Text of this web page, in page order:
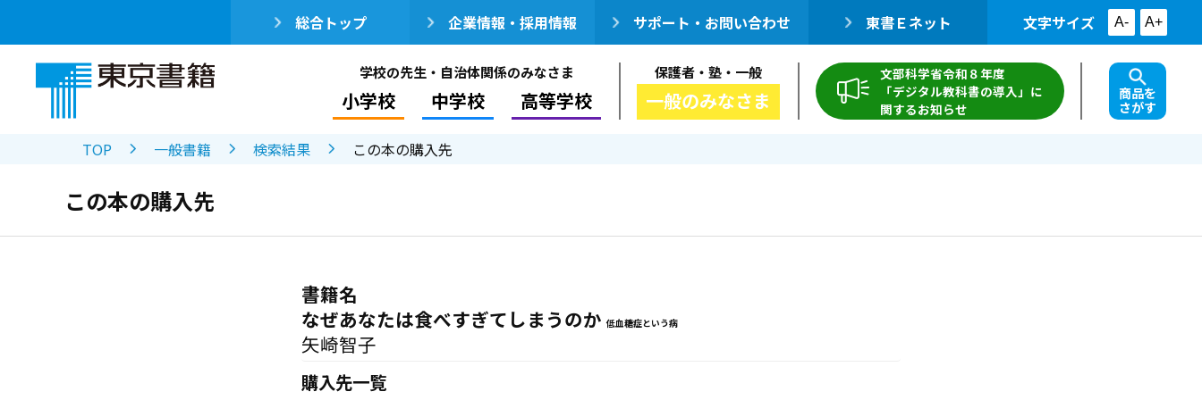
総合トップ 企業情報・採用情報 サポート・お問い合わせ 東書Ｅネット 文字サイズ A- A+
学校の先生・自治体関係のみなさま
小学校 中学校 高等学校
保護者・塾・一般
一般のみなさま
文部科学省令和８年度
「デジタル教科書の導入」に
関するお知らせ
商品を
さがす
TOP 一般書籍 検索結果 この本の購入先
この本の購入先
書籍名
なぜあなたは食べすぎてしまうのか低血糖症という病
矢崎智子
購入先一覧